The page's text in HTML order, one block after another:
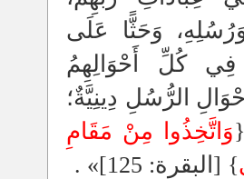
وَرُسُلِهِ، وَحَثًّا عَلَى
فِي كُلِّ أَحْوَالِهِمُ
الرُّسُلِ دِينِيَّةٌ؛
وَاتَّخِذُوا مِنْ مَقَامِ
} [البقرة: 125]» .